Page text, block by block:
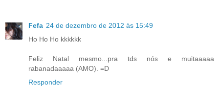
Fefa 24 de dezembro de 2012 às 15:49
Ho Ho Ho kkkkkk
Feliz Natal mesmo...pra tds nós e muitaaaaa
rabanadaaaaa (AMO). =D
Responder